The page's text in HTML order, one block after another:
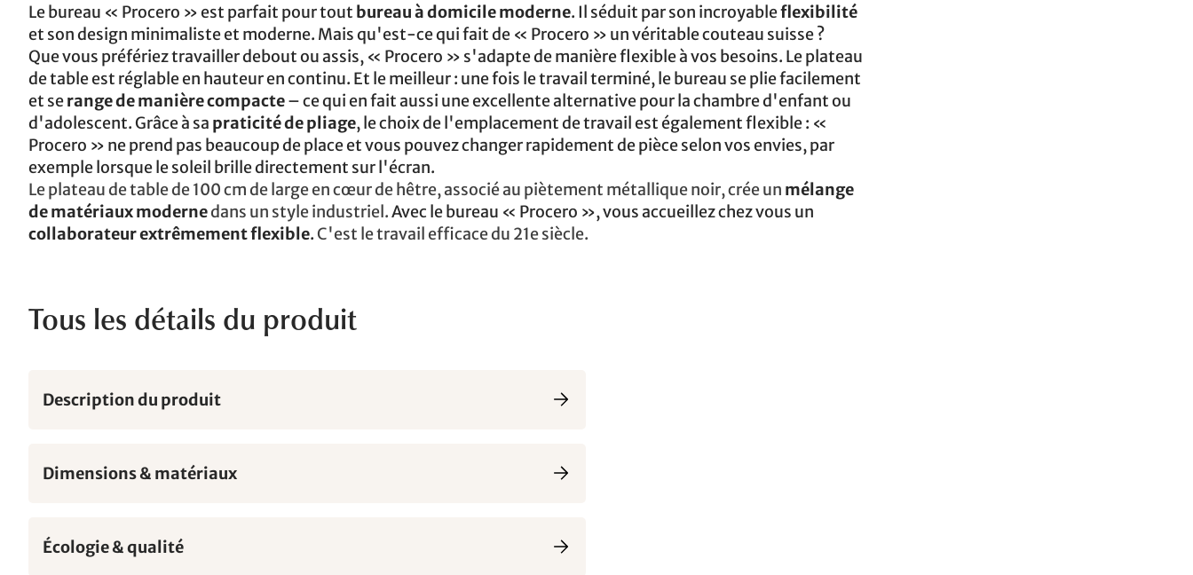
Le bureau « Procero » est parfait pour tout bureau à domicile moderne. Il séduit par son incroyableflexibilité
et son design minimaliste et moderne. Mais qu'est-ce qui fait de « Procero » un véritable couteau suisse ?
Que vous préfériez travailler debout ou assis, « Procero » s'adapte de manière flexible à vos besoins. Le plateau
de table est réglable en hauteur en continu. Et le meilleur : une fois le travail terminé, le bureau se plie facilement
et serange de manière compacte– ce qui en fait aussi une excellente alternative pour la chambre d'enfant ou
d'adolescent. Grâce à sa praticité de pliage, le choix de l'emplacement de travail est également flexible : «
Procero » ne prend pas beaucoup de place et vous pouvez changer rapidement de pièce selon vos envies, par
exemple lorsque le soleil brille directement sur l'écran.
Le plateau de table de 100 cm de large en cœur de hêtre, associé au piètement métallique noir, crée un mélange
de matériaux modernedans un style industriel.Avec le bureau « Procero », vous accueillez chez vous un
collaborateur extrêmement flexible.C'est le travail efficace du 21e siècle.
Tous les détails du produit
Description du produit
Dimensions & matériaux
Écologie & qualité